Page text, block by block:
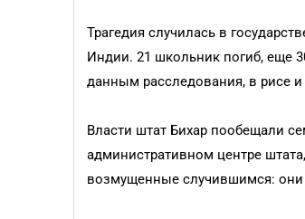
Трагедия случилась в
Индии. 21 школьник погиб, еще
данным расследования, в рисе
Власти штат Бихар пообещали
административном центре
возмущенные случившимся: они